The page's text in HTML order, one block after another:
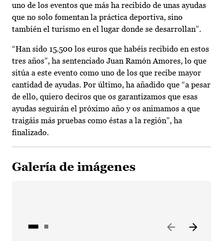
uno de los eventos que más ha recibido de unas ayudas
que no solo fomentan la práctica deportiva, sino
también el turismo en el lugar donde se desarrollan”.
“Han sido 15.500 los euros que habéis recibido en estos
tres años”, ha sentenciado Juan Ramón Amores, lo que
sitúa a este evento como uno de los que recibe mayor
cantidad de ayudas. Por último, ha añadido que “a pesar
de ello, quiero deciros que os garantizamos que esas
ayudas seguirán el próximo año y os animamos a que
traigáis más pruebas como éstas a la región”, ha
finalizado.
Galería de imágenes